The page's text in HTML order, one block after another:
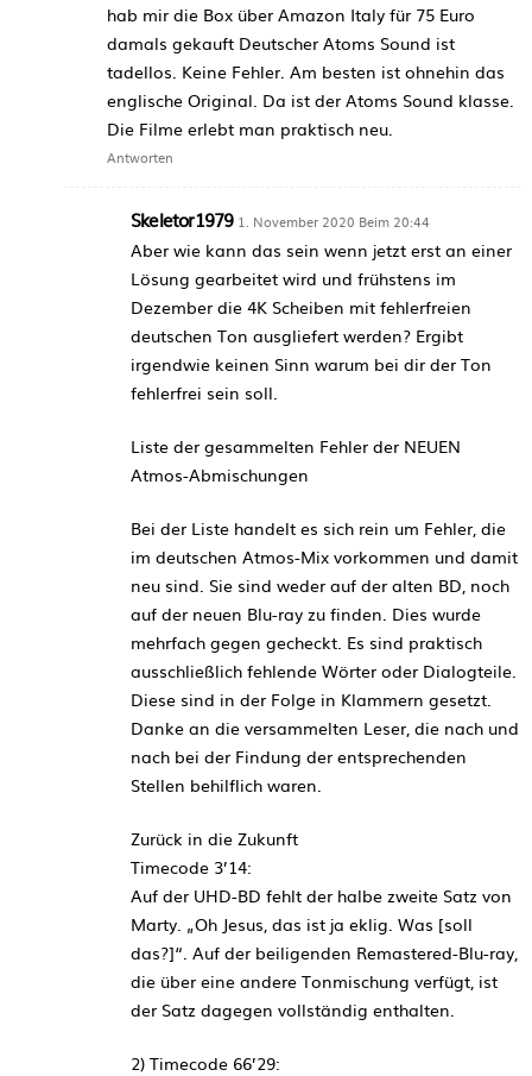
hab mir die Box über Amazon Italy für 75 Euro
damals gekauft Deutscher Atoms Sound ist
tadellos. Keine Fehler. Am besten ist ohnehin das
englische Original. Da ist der Atoms Sound klasse.
Die Filme erlebt man praktisch neu.
Antworten
Skeletor1979 1. November 2020 Beim 20:44
Aber wie kann das sein wenn jetzt erst an einer
Lösung gearbeitet wird und frühstens im
Dezember die 4K Scheiben mit fehlerfreien
deutschen Ton ausgliefert werden? Ergibt
irgendwie keinen Sinn warum bei dir der Ton
fehlerfrei sein soll.
Liste der gesammelten Fehler der NEUEN
Atmos-Abmischungen
Bei der Liste handelt es sich rein um Fehler, die
im deutschen Atmos-Mix vorkommen und damit
neu sind. Sie sind weder auf der alten BD, noch
auf der neuen Blu-ray zu finden. Dies wurde
mehrfach gegen gecheckt. Es sind praktisch
ausschließlich fehlende Wörter oder Dialogteile.
Diese sind in der Folge in Klammern gesetzt.
Danke an die versammelten Leser, die nach und
nach bei der Findung der entsprechenden
Stellen behilflich waren.
Zurück in die Zukunft
Timecode 3’14:
Auf der UHD-BD fehlt der halbe zweite Satz von
Marty. „Oh Jesus, das ist ja eklig. Was [soll
das?]“. Auf der beiligenden Remastered-Blu-ray,
die über eine andere Tonmischung verfügt, ist
der Satz dagegen vollständig enthalten.
2) Timecode 66’29: